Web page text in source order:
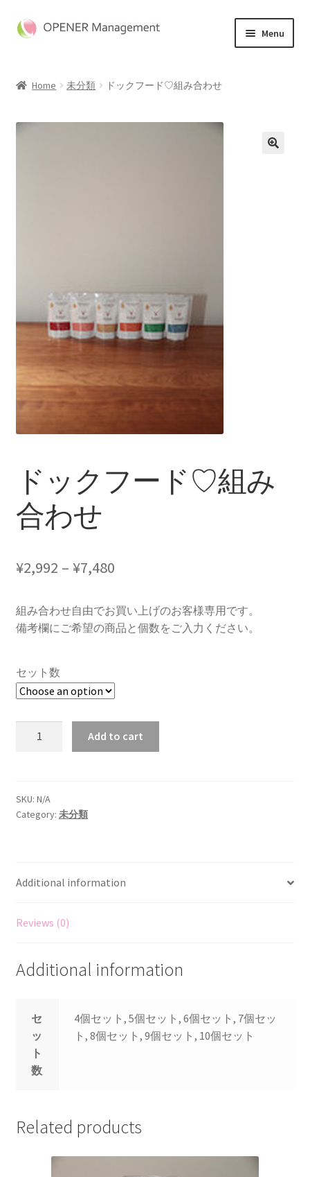
Skip
to
Skip
to
Menu
Home 未分類 ドックフード♡組み合わせ
ドックフード♡組み
合わせ
¥2,992 – ¥7,480
組み合わせ自由でお買い上げのお客様専用です。
備考欄にご希望の商品と個数をご入力ください。
セット数
ー
ド
合
せ
Add to cart
SKU: N/A
Category: 未分類
Additional information
Reviews (0)
Additional information
セ
ッ
ト
数
4個セット, 5個セット, 6個セット, 7個セッ
ト, 8個セット, 9個セット, 10個セット
Related products